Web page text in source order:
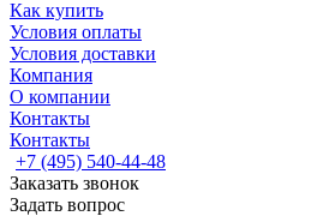
Как купить
Условия оплаты
Условия доставки
Компания
О компании
Контакты
Контакты
+7 (495) 540-44-48
Заказать звонок
Задать вопрос